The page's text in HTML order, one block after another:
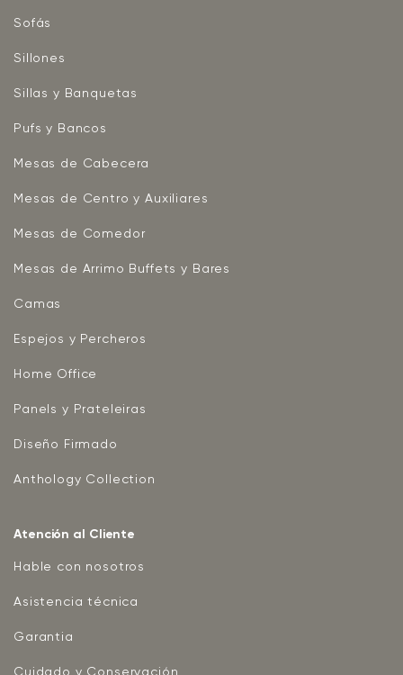
Sofás
Sillones
Sillas y Banquetas
Pufs y Bancos
Mesas de Cabecera
Mesas de Centro y Auxiliares
Mesas de Comedor
Mesas de Arrimo Buffets y Bares
Camas
Espejos y Percheros
Home Office
Panels y Prateleiras
Diseño Firmado
Anthology Collection
Atención al Cliente
Hable con nosotros
Asistencia técnica
Garantia
Cuidado y Conservación